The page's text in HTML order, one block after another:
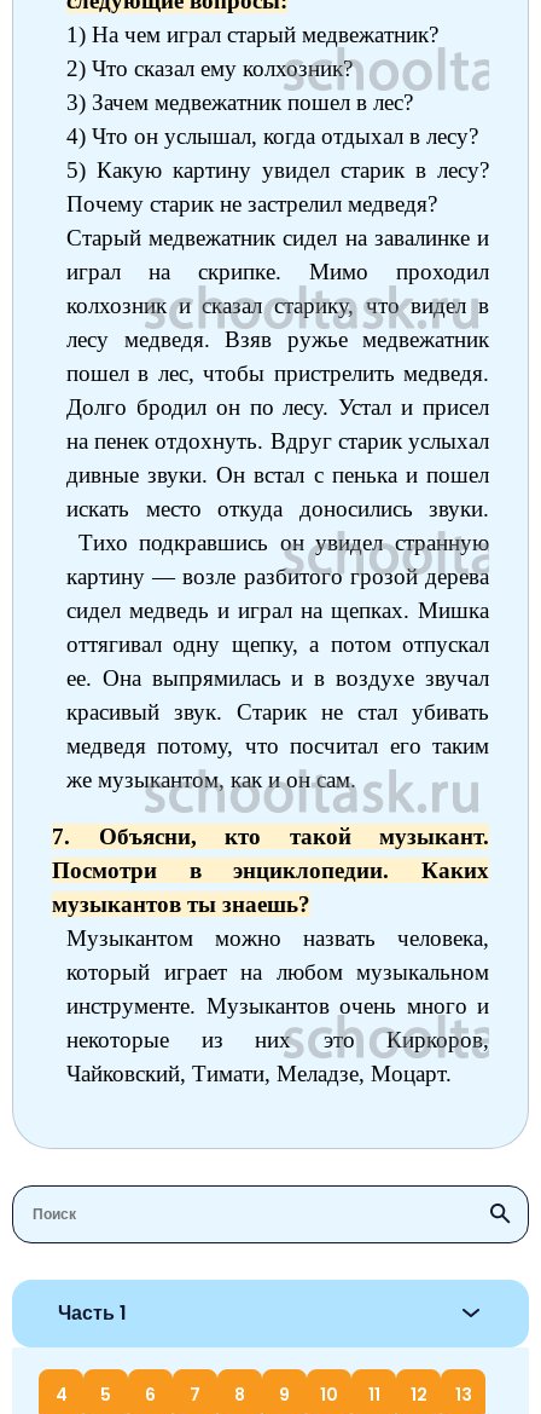
1) На чем играл старый медвежатник?
2) Что сказал ему колхозник?
3) Зачем медвежатник пошел в лес?
4) Что он услышал, когда отдыхал в лесу?
5) Какую картину увидел старик в лесу?
Почему старик не застрелил медведя?
Старый медвежатник сидел на завалинке и
играл на скрипке. Мимо проходил
колхозник и сказал старику, что видел в
лесу медведя. Взяв ружье медвежатник
пошел в лес, чтобы пристрелить медведя.
Долго бродил он по лесу. Устал и присел
на пенек отдохнуть. Вдруг старик услыхал
дивные звуки. Он встал с пенька и пошел
искать место откуда доносились звуки.
Тихо подкравшись он увидел странную
картину — возле разбитого грозой дерева
сидел медведь и играл на щепках. Мишка
оттягивал одну щепку, а потом отпускал
ее. Она выпрямилась и в воздухе звучал
красивый звук. Старик не стал убивать
медведя потому, что посчитал его таким
же музыкантом, как и он сам.
7. Объясни, кто такой музыкант.
Посмотри в энциклопедии. Каких
музыкантов ты знаешь?
Музыкантом можно назвать человека,
который играет на любом музыкальном
инструменте. Музыкантов очень много и
некоторые из них это Киркоров,
Чайковский, Тимати, Меладзе, Моцарт.
Часть 1
4 5 6 7 8 9 10 11 12 13